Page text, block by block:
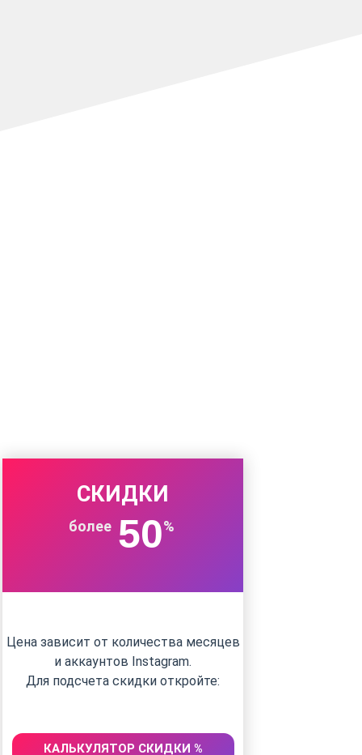
СКИДКИ
более 50%
Цена зависит от количества месяцев
и аккаунтов Instagram.
Для подсчета скидки откройте:
КАЛЬКУЛЯТОР СКИДКИ %